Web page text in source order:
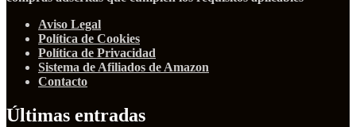
Aviso Legal
Política de Cookies
Política de Privacidad
Sistema de Afiliados de Amazon
Contacto
Últimas entradas